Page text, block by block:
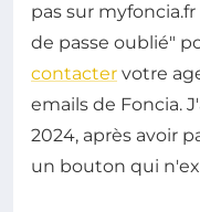
pas sur
de passe oublié"
contacter votre
emails de Foncia.
2024, après avoir
un bouton qui